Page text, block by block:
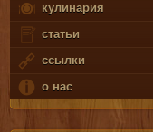
кулинария
статьи
ссылки
о нас